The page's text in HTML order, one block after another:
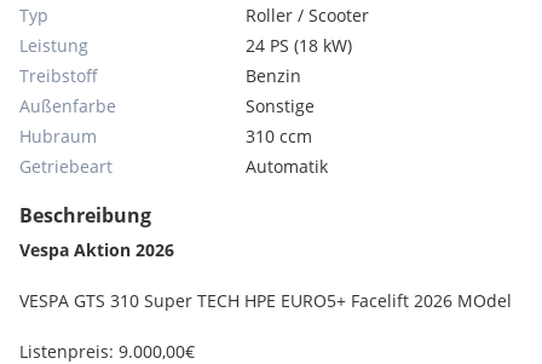
Typ
Roller / Scooter
Leistung
24 PS (18 kW)
Treibstoff
Benzin
Außenfarbe
Sonstige
Hubraum
310 ccm
Getriebeart
Automatik
Beschreibung
Vespa Aktion 2026
VESPA GTS 310 Super TECH HPE EURO5+ Facelift 2026 MOdel
Listenpreis: 9.000,00€